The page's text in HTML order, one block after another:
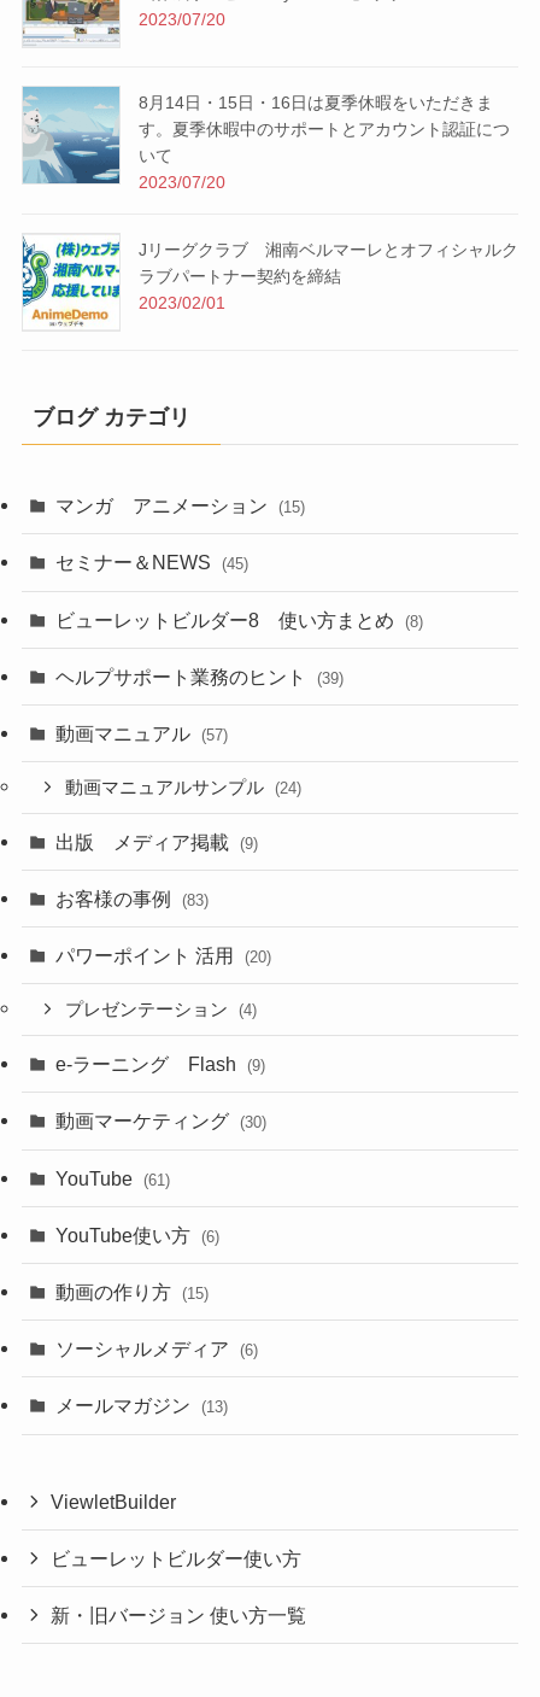
2023/07/20
8月14日・15日・16日は夏季休暇をいただきま
す。夏季休暇中のサポートとアカウント認証につ
いて
2023/07/20
Jリーグクラブ 湘南ベルマーレとオフィシャルク
ラブパートナー契約を締結
2023/02/01
ブログ カテゴリ
マンガ アニメーション (15)
セミナー＆NEWS (45)
ビューレットビルダー8 使い方まとめ (8)
ヘルプサポート業務のヒント (39)
動画マニュアル (57)
動画マニュアルサンプル (24)
出版 メディア掲載 (9)
お客様の事例 (83)
パワーポイント 活用 (20)
プレゼンテーション (4)
e-ラーニング Flash (9)
動画マーケティング (30)
YouTube (61)
YouTube使い方 (6)
動画の作り方 (15)
ソーシャルメディア (6)
メールマガジン (13)
ViewletBuilder
ビューレットビルダー使い方
新・旧バージョン 使い方一覧